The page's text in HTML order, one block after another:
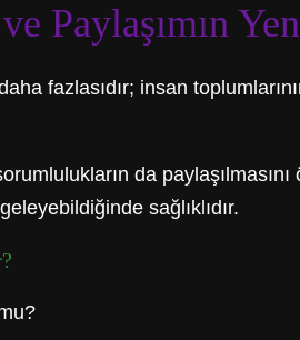
Paylaşımın
fazlasıdır; insan
da
sağlıklıdır.